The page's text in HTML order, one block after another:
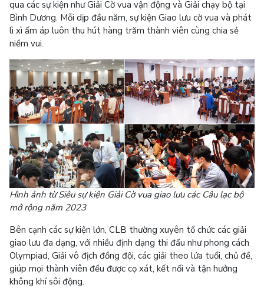
qua các sự kiện như Giải Cờ vua vận động và Giải chạy bộ tại
Bình Dương. Mỗi dịp đầu năm, sự kiện Giao lưu cờ vua và phát
lì xì ấm áp luôn thu hút hàng trăm thành viên cùng chia sẻ
niềm vui.
Hình ảnh từ Siêu sự kiện Giải Cờ vua giao lưu các Câu lạc bộ
mở rộng năm 2023
Bên cạnh các sự kiện lớn, CLB thường xuyên tổ chức các giải
giao lưu đa dạng, với nhiều định dạng thi đấu như phong cách
Olympiad, Giải vô địch đồng đội, các giải theo lứa tuổi, chủ đề,
giúp mọi thành viên đều được cọ xát, kết nối và tận hưởng
không khí sôi động.